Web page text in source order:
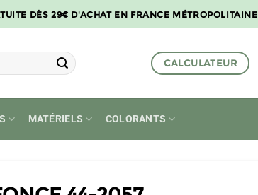
DÈS 29€ D'ACHAT EN FRANCE MÉTROPOLITAINE
CALCULATEUR
MATÉRIELS COLORANTS